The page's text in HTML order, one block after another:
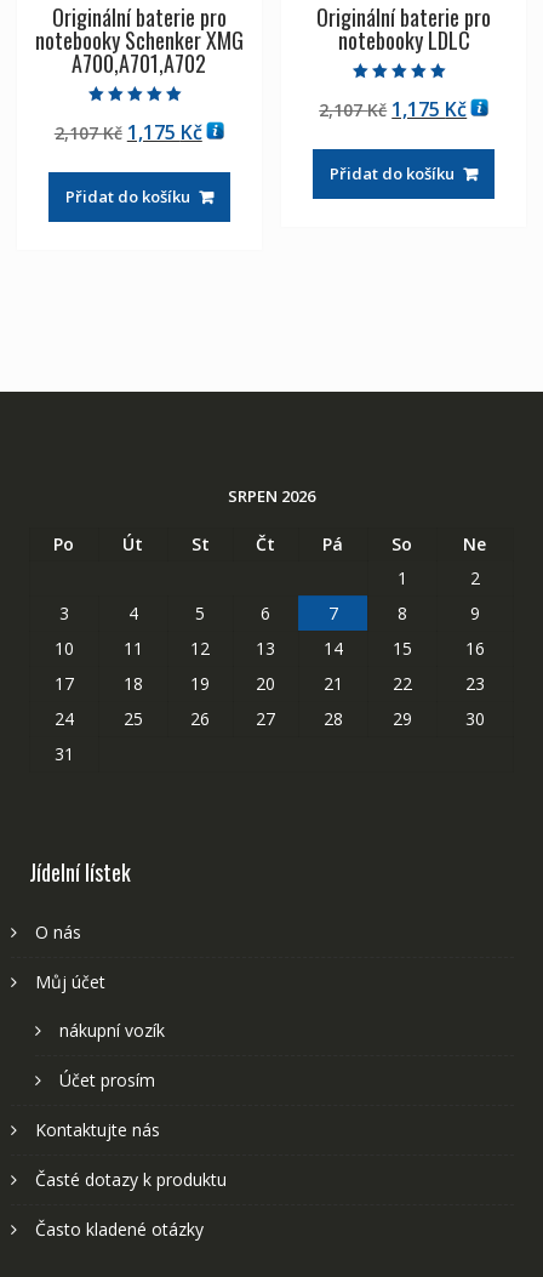
Originální baterie pro
notebooky Schenker XMG
A700,A701,A702
5.00
z 5
2,107Kč Původní
byla:
2,107 Kč
1,175 KčAktuální
je:
1,175 Kč
Přidat do košíku
Originální baterie pro
notebooky LDLC
5.00
z 5
2,107Kč Původní
byla:
2,107 Kč
1,175 Kč
je:
1,175 Kč
Přidat do košíku
SRPEN 2026
Po Út St Čt Pá So
Ne
1
2
3
4 5 6 7 8
9
10
11 12 13 14 15
16
17
18 19 20 21 22
23
24
25 26 27 28 29
30
31
Jídelní lístek
O nás
Můj účet
nákupní vozík
Účet prosím
Kontaktujte nás
Časté dotazy k produktu
Často kladené otázky